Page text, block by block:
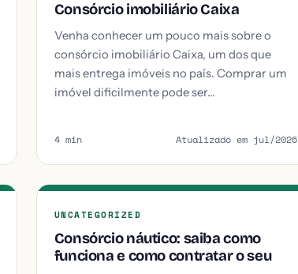
Consórcio imobiliário Caixa
Venha conhecer um pouco mais sobre o
consórcio imobiliário Caixa, um dos que
mais entrega imóveis no país. Comprar um
imóvel dificilmente pode ser…
4 min Atualizado em jul/2026
UNCATEGORIZED
Consórcio náutico: saiba como
funciona e como contratar o seu